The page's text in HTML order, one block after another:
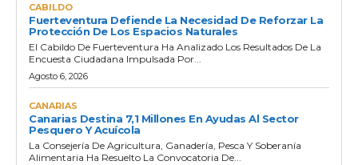
CABILDO
Fuerteventura Defiende La Necesidad De Reforzar La
Protección De Los Espacios Naturales
El Cabildo De Fuerteventura Ha Analizado Los Resultados De La
Encuesta Ciudadana Impulsada Por...
Agosto 6, 2026
CANARIAS
Canarias Destina 7,1 Millones En Ayudas Al Sector
Pesquero Y Acuícola
La Consejería De Agricultura, Ganadería, Pesca Y Soberanía
Alimentaria Ha Resuelto La Convocatoria De...